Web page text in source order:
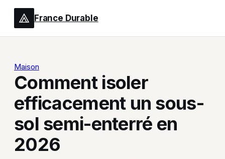
France Durable
Maison
Comment isoler
efficacement un sous-
sol semi-enterré en
2026